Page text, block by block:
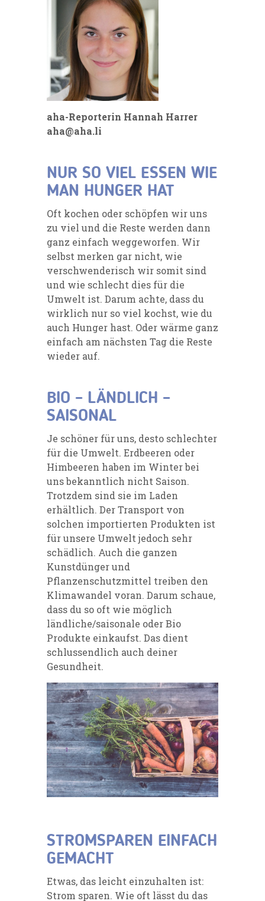
aha-Reporterin Hannah Harrer
aha@aha.li
NUR SO VIEL ESSEN WIE
MAN HUNGER HAT
Oft kochen oder schöpfen wir uns
zu viel und die Reste werden dann
ganz einfach weggeworfen. Wir
selbst merken gar nicht, wie
verschwenderisch wir somit sind
und wie schlecht dies für die
Umwelt ist. Darum achte, dass du
wirklich nur so viel kochst, wie du
auch Hunger hast. Oder wärme ganz
einfach am nächsten Tag die Reste
wieder auf.
BIO – LÄNDLICH –
SAISONAL
Je schöner für uns, desto schlechter
für die Umwelt. Erdbeeren oder
Himbeeren haben im Winter bei
uns bekanntlich nicht Saison.
Trotzdem sind sie im Laden
erhältlich. Der Transport von
solchen importierten Produkten ist
für unsere Umwelt jedoch sehr
schädlich. Auch die ganzen
Kunstdünger und
Pflanzenschutzmittel treiben den
Klimawandel voran. Darum schaue,
dass du so oft wie möglich
ländliche/saisonale oder Bio
Produkte einkaufst. Das dient
schlussendlich auch deiner
Gesundheit.
STROMSPAREN EINFACH
GEMACHT
Etwas, das leicht einzuhalten ist:
Strom sparen. Wie oft lässt du das